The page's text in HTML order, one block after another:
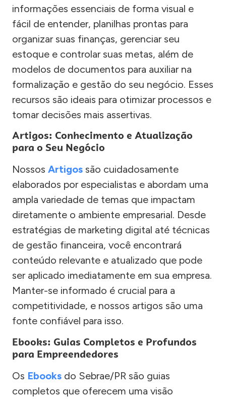
informações essenciais de forma visual e
fácil de entender, planilhas prontas para
organizar suas finanças, gerenciar seu
estoque e controlar suas metas, além de
modelos de documentos para auxiliar na
formalização e gestão do seu negócio. Esses
recursos são ideais para otimizar processos e
tomar decisões mais assertivas.
Artigos: Conhecimento e Atualização
para o Seu Negócio
Nossos Artigos são cuidadosamente
elaborados por especialistas e abordam uma
ampla variedade de temas que impactam
diretamente o ambiente empresarial. Desde
estratégias de marketing digital até técnicas
de gestão financeira, você encontrará
conteúdo relevante e atualizado que pode
ser aplicado imediatamente em sua empresa.
Manter-se informado é crucial para a
competitividade, e nossos artigos são uma
fonte confiável para isso.
Ebooks: Guias Completos e Profundos
para Empreendedores
Os Ebooks do Sebrae/PR são guias
completos que oferecem uma visão